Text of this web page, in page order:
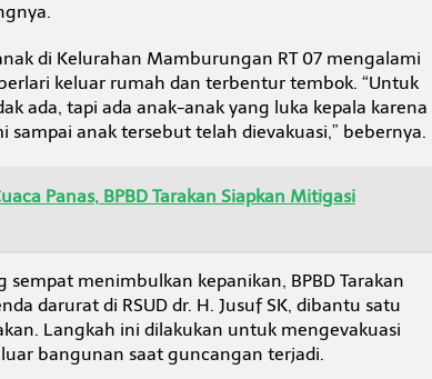
di Kelurahan Mamburungan RT 07 mengalami
keluar rumah dan terbentur tembok. “Untuk
ada, tapi ada anak-anak yang luka kepala karena
anak tersebut telah dievakuasi,” bebernya.
Panas, BPBD Tarakan Siapkan Mitigasi
menimbulkan kepanikan, BPBD Tarakan
darurat di RSUD dr. H. Jusuf SK, dibantu satu
Langkah ini dilakukan untuk mengevakuasi
bangunan saat guncangan terjadi.